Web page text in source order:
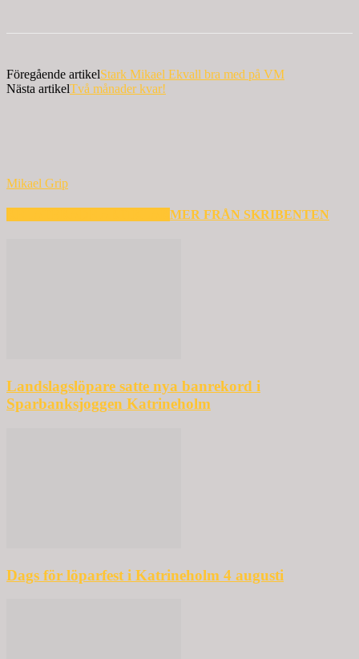
Föregående artikelStark Mikael Ekvall bra med på VM
Nästa artikelTvå månader kvar!
Mikael Grip
MER FRÅN SKRIBENTEN
Landslagslöpare satte nya banrekord i
Sparbanksjoggen Katrineholm
Dags för löparfest i Katrineholm 4 augusti